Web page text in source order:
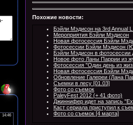
Похожие новости:
Бэйли Мэдисон на 3rd Annual
Мероприятия Бэйли Мэдисон
Новая фотосессия Бэйли
Фотосессии Бэйли Мэдисон
Бэйли Мэдисон в фотосессии
Новое фото Ланы Паррии из
Фотосессия "Один день из
Новая фотосессия Бэйли
Обновление Галереи (Лана
Съемки в лесу [01.03]
Фото со съемок
PaleyFest 2012 (+ 41 фото)
Джиннифер идет на запись
Каст сериала приступил к
Фото со съемок [4 марта]